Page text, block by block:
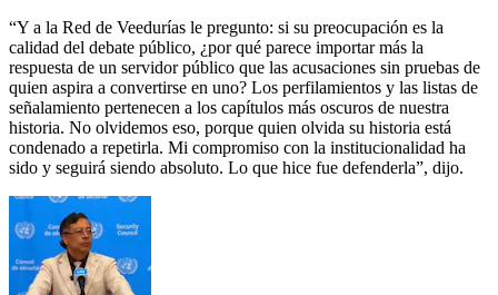
“Y a la Red de Veedurías le pregunto: si su preocupación es la
calidad del debate público, ¿por qué parece importar más la
respuesta de un servidor público que las acusaciones sin pruebas de
quien aspira a convertirse en uno? Los perfilamientos y las listas de
señalamiento pertenecen a los capítulos más oscuros de nuestra
historia. No olvidemos eso, porque quien olvida su historia está
condenado a repetirla. Mi compromiso con la institucionalidad ha
sido y seguirá siendo absoluto. Lo que hice fue defenderla”, dijo.